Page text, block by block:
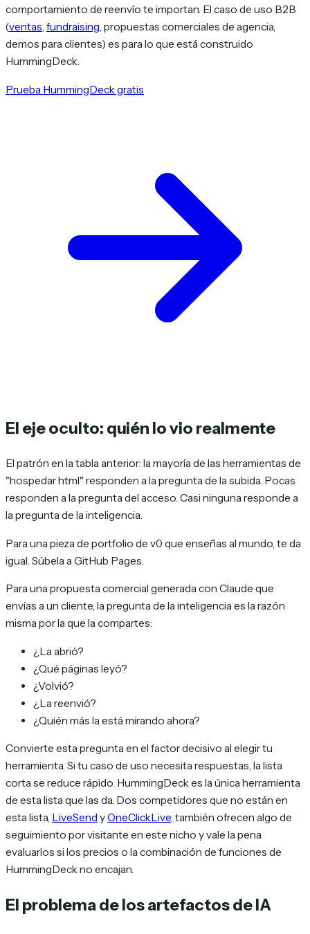
comportamiento de reenvío te importan. El caso de uso B2B
(ventas, fundraising, propuestas comerciales de agencia,
demos para clientes) es para lo que está construido
HummingDeck.
Prueba HummingDeck gratis
El eje oculto: quién lo vio realmente
El patrón en la tabla anterior: la mayoría de las herramientas de
"hospedar html" responden a la pregunta de la subida. Pocas
responden a la pregunta del acceso. Casi ninguna responde a
la pregunta de lainteligencia.
Para una pieza de portfolio de v0 que enseñas al mundo, te da
igual. Súbela a GitHub Pages.
Para una propuesta comercial generada con Claude que
envías a un cliente, la pregunta de la inteligencia es la razón
misma por la que la compartes:
¿La abrió?
¿Qué páginas leyó?
¿Volvió?
¿La reenvió?
¿Quién más la está mirando ahora?
Convierte esta pregunta en el factor decisivo al elegir tu
herramienta. Si tu caso de uso necesita respuestas, la lista
corta se reduce rápido. HummingDeck es la única herramienta
de esta lista que las da. Dos competidores que no están en
esta lista, LiveSend yOneClickLive, también ofrecen algo de
seguimiento por visitante en este nicho y vale la pena
evaluarlos si los precios o la combinación de funciones de
HummingDeck no encajan.
El problema de los artefactos de IA